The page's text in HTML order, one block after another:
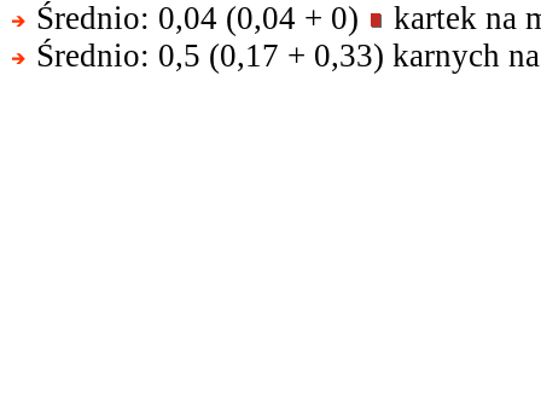
Średnio: 0,04 (0,04 + 0)
kartek na
Średnio: 0,5 (0,17 + 0,33) karnych